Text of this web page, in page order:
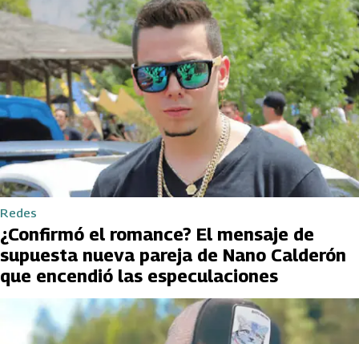
Redes
¿Confirmó el romance? El mensaje de
supuesta nueva pareja de Nano Calderón
que encendió las especulaciones